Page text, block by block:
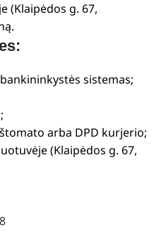
(Klaipėdos g. 67,
sistemas;
arba DPD kurjerio;
(Klaipėdos g. 67,